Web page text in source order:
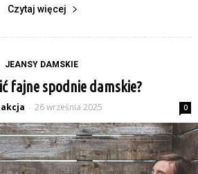
Czytaj więcej
JEANSY DAMSKIE
fajne spodnie damskie?
- 26 września 2025 0